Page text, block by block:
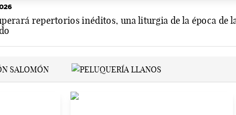
repertorios inéditos, una liturgia de la época de